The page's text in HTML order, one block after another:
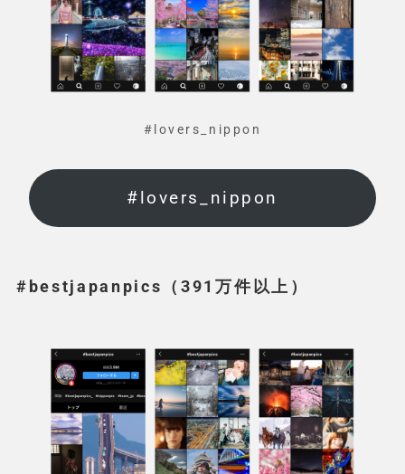
#lovers_nippon
#lovers_nippon
#bestjapanpics（391万件以上）